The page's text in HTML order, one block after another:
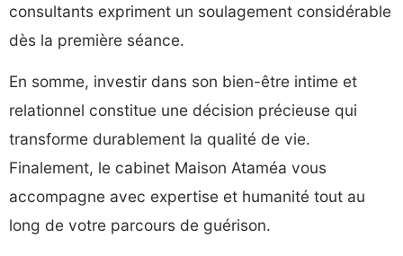
consultants expriment un soulagement considérable
dès la première séance.
En somme, investir dans son bien-être intime et
relationnel constitue une décision précieuse qui
transforme durablement la qualité de vie.
Finalement, le cabinet Maison Ataméa vous
accompagne avec expertise et humanité tout au
long de votre parcours de guérison.